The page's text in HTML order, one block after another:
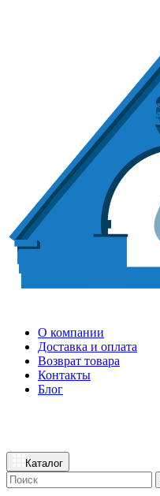
О компании
Доставка и оплата
Возврат товара
Контакты
Блог
Каталог